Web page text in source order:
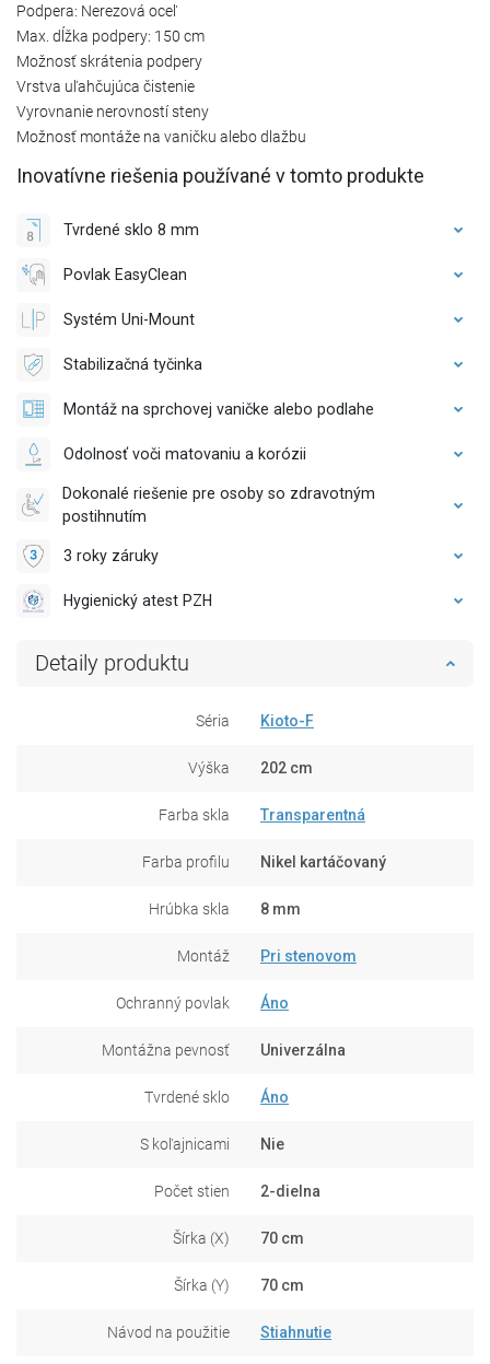
Podpera: Nerezová oceľ
Max. dĺžka podpery: 150 cm
Možnosť skrátenia podpery
Vrstva uľahčujúca čistenie
Vyrovnanie nerovností steny
Možnosť montáže na vaničku alebo dlažbu
Inovatívne riešenia používané v tomto produkte
Tvrdené sklo 8 mm
Povlak EasyClean
Systém Uni-Mount
Stabilizačná tyčinka
Montáž na sprchovej vaničke alebo podlahe
Odolnosť voči matovaniu a korózii
Dokonalé riešenie pre osoby so zdravotným
postihnutím
3 roky záruky
Hygienický atest PZH
Detaily produktu
Séria Kioto-F
Výška 202 cm
Farba skla Transparentná
Farba profilu Nikel kartáčovaný
Hrúbka skla 8 mm
Montáž Pri stenovom
Ochranný povlak Áno
Montážna pevnosť Univerzálna
Tvrdené sklo Áno
S koľajnicami Nie
Počet stien 2-dielna
Šírka (X) 70 cm
Šírka (Y) 70 cm
Návod na použitie Stiahnutie